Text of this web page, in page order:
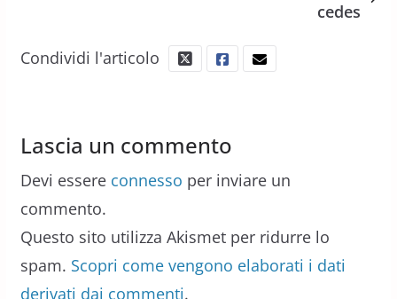
cedes
Condividi l'articolo
Lascia un commento
Devi essere connesso per inviare un
commento.
Questo sito utilizza Akismet per ridurre lo
spam. Scopri come vengono elaborati i dati
derivati dai commenti.